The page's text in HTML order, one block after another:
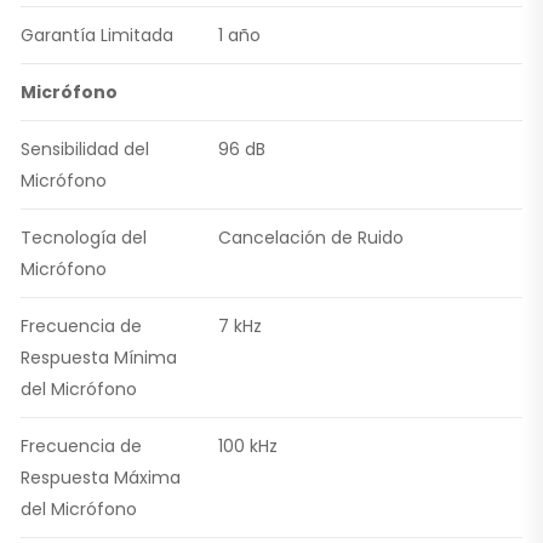
Garantía Limitada 1 año
Micrófono
Sensibilidad del
Micrófono
96 dB
Tecnología del
Micrófono
Cancelación de Ruido
Frecuencia de
Respuesta Mínima
del Micrófono
7 kHz
Frecuencia de
Respuesta Máxima
del Micrófono
100 kHz